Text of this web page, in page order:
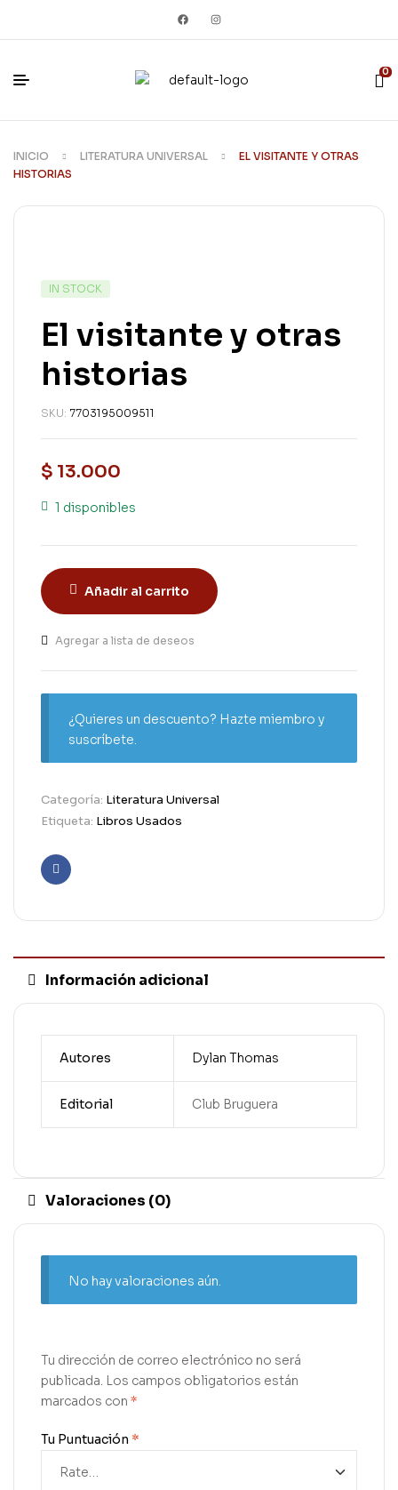
0
INICIO LITERATURA UNIVERSAL
EL VISITANTE Y OTRAS
HISTORIAS
IN STOCK
El visitante y otras
historias
SKU: 7703195009511
$ 13.000
1 disponibles
Añadir al carrito
Agregar a lista de deseos
¿Quieres un descuento? Hazte miembro y
suscríbete.
Categoría: Literatura Universal
Etiqueta: Libros Usados
Facebook
Información adicional
Autores Dylan Thomas
Editorial Club Bruguera
Valoraciones (0)
No hay valoraciones aún.
Tu dirección de correo electrónico no será
publicada. Los campos obligatorios están
marcados con *
Tu Puntuación *